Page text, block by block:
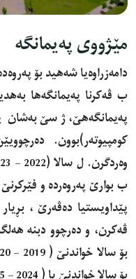
مێژووی پەیمانگە
ب ڤەکرنا پەیمانگەها
پەیمانگەهێ، ژ‌ سێ بەشان
کومپیوتەر)بوون.
ب بوارێ پەروەردە و
پێداویستیا دەڤەرێ ،
ڤەکرن، و دەرچوو دبنە